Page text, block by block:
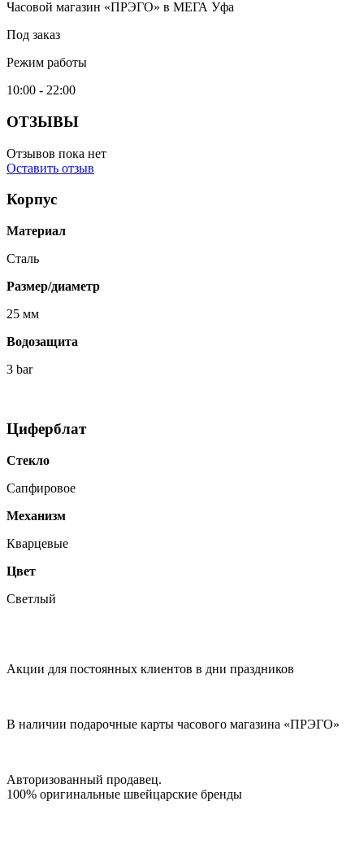
Часовой магазин «ПРЭГО» в МЕГА Уфа
Под заказ
Режим работы
10:00 - 22:00
ОТЗЫВЫ
Отзывов пока нет
Оставить отзыв
Корпус
Материал
Сталь
Размер/диаметр
25 мм
Водозащита
3 bar
Циферблат
Стекло
Сапфировое
Механизм
Кварцевые
Цвет
Светлый
Акции для постоянных клиентов в дни праздников
В наличии подарочные карты часового магазина «ПРЭГО»
Авторизованный продавец.
100% оригинальные швейцарские бренды